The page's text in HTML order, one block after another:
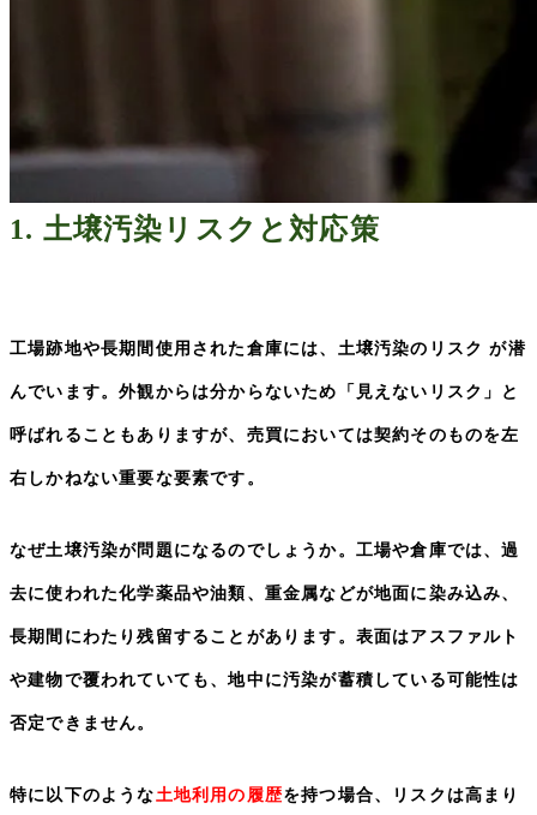
1. 土壌汚染リスクと対応策
工場跡地や長期間使用された倉庫には、土壌汚染のリスク が潜
んでいます。外観からは分からないため「見えないリスク」と
呼ばれることもありますが、売買においては契約そのものを左
右しかねない重要な要素です。
なぜ土壌汚染が問題になるのでしょうか。 工場や倉庫では、過
去に使われた化学薬品や油類、重金属などが地面に染み込み、
長期間にわたり残留することがあります。表面はアスファルト
や建物で覆われていても、地中に汚染が蓄積している可能性は
否定できません。
特に以下のような 土地利用の履歴を持つ場合、リスクは高まり